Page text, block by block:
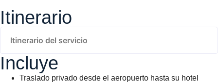
Itinerario
Itinerario del servicio
Incluye
Traslado privado desde el aeropuerto hasta su hotel